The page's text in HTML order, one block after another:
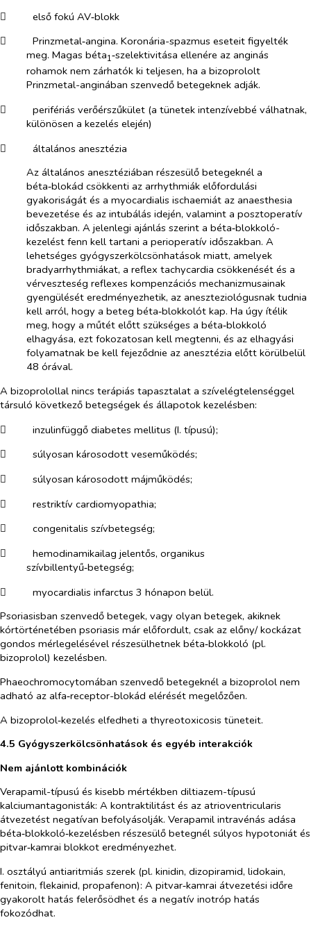
​
első fokú AV‑blokk
​
Prinzmetal‑angina. Koronária-spazmus eseteit figyelték
meg. Magas béta1‑szelektivitása ellenére az anginás
rohamok nem zárhatók ki teljesen, ha a bizoprololt
Prinzmetal-anginában szenvedő betegeknek adják.
​
perifériás verőérszűkület (a tünetek intenzívebbé válhatnak,
különösen a kezelés elején)
​
általános anesztézia
Az általános anesztéziában részesülő betegeknél a
béta‑blokád csökkenti az arrhythmiák előfordulási
gyakoriságát és a myocardialis ischaemiát az anaesthesia
bevezetése és az intubálás idején, valamint a posztoperatív
időszakban. A jelenlegi ajánlás szerint a béta‑blokkoló-
kezelést fenn kell tartani a perioperatív időszakban. A
lehetséges gyógyszerkölcsönhatások miatt, amelyek
bradyarrhythmiákat, a reflex tachycardia csökkenését és a
vérveszteség reflexes kompenzációs mechanizmusainak
gyengülését eredményezhetik, az aneszteziológusnak tudnia
kell arról, hogy a beteg béta‑blokkolót kap. Ha úgy ítélik
meg, hogy a műtét előtt szükséges a béta‑blokkoló
elhagyása, ezt fokozatosan kell megtenni, és az elhagyási
folyamatnak be kell fejeződnie az anesztézia előtt körülbelül
48 órával.
A bizoprolollal nincs terápiás tapasztalat a szívelégtelenséggel
társuló következő betegségek és állapotok kezelésben:
​
inzulinfüggő diabetes mellitus (I. típusú);
​
súlyosan károsodott veseműködés;
​
súlyosan károsodott májműködés;
​
restriktív cardiomyopathia;
​
congenitalis szívbetegség;
​
hemodinamikailag jelentős, organikus
szívbillentyű‑betegség;
​
myocardialis infarctus 3 hónapon belül.
Psoriasisban szenvedő betegek, vagy olyan betegek, akiknek
kórtörténetében psoriasis már előfordult, csak az előny/ kockázat
gondos mérlegelésével részesülhetnek béta‑blokkoló (pl.
bizoprolol) kezelésben.
Phaeochromocytomában szenvedő betegeknél a bizoprolol nem
adható az alfa‑receptor-blokád elérését megelőzően.
A bizoprolol‑kezelés elfedheti a thyreotoxicosis tüneteit.
4.5 Gyógyszerkölcsönhatások és egyéb interakciók
Nem ajánlott kombinációk
Verapamil-típusú és kisebb mértékben diltiazem-típusú
kalciumantagonisták: A kontraktilitást és az atrioventricularis
átvezetést negatívan befolyásolják. Verapamil intravénás adása
béta‑blokkoló‑kezelésben részesülő betegnél súlyos hypotoniát és
pitvar‑kamrai blokkot eredményezhet.
I. osztályú antiaritmiás szerek (pl. kinidin, dizopiramid, lidokain,
fenitoin, flekainid, propafenon): A pitvar‑kamrai átvezetési időre
gyakorolt hatás felerősödhet és a negatív inotróp hatás
fokozódhat.